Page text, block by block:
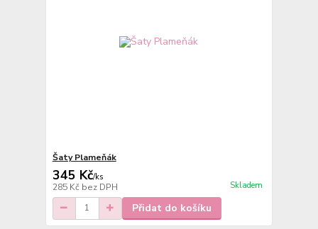
Šaty Plameňák
345 Kč/ks
285 Kč bez DPH Skladem
Přidat do košíku